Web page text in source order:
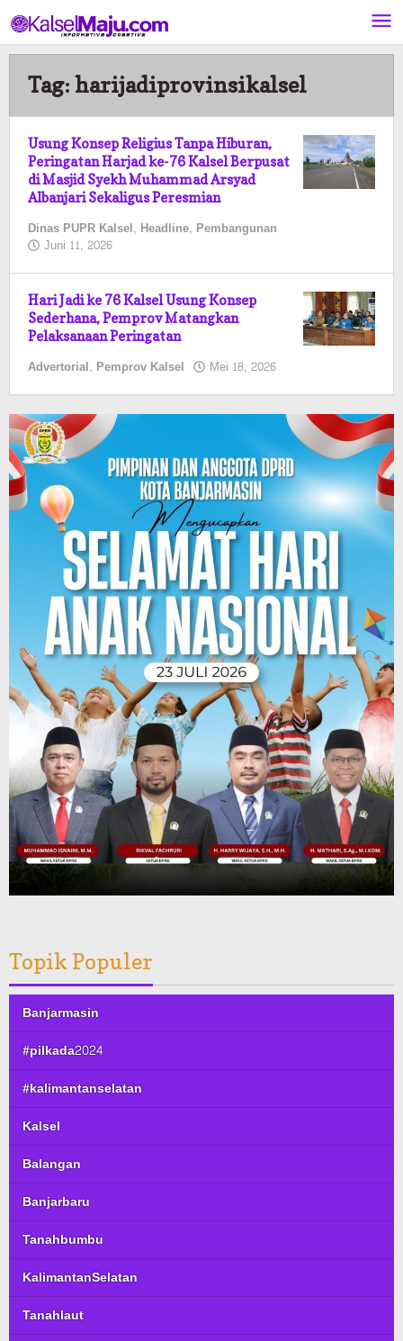
ke
konten
Tag: harijadiprovinsikalsel
Usung Konsep Religius Tanpa Hiburan,
Peringatan Harjad ke-76 Kalsel Berpusat
di Masjid Syekh Muhammad Arsyad
Albanjari Sekaligus Peresmian
Dinas PUPR Kalsel, Headline, Pembangunan
Juni 11, 2026
Pimred
Hari Jadi ke 76 Kalsel Usung Konsep
Sederhana, Pemprov Matangkan
Pelaksanaan Peringatan
Advertorial, Pemprov Kalsel Mei 18, 2026
Pimred
Topik Populer
Banjarmasin
#pilkada2024
#kalimantanselatan
Kalsel
Balangan
Banjarbaru
Tanahbumbu
KalimantanSelatan
Tanahlaut